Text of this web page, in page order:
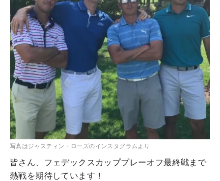
写真はジャスティン・ローズのインスタグラムより
皆さん、フェデックスカッププレーオフ最終戦まで
熱戦を期待しています！